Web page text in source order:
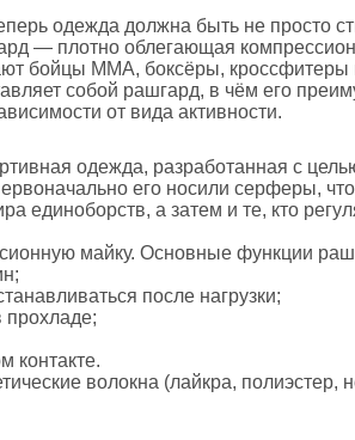
одежда должна быть не просто
— плотно облегающая
бойцы ММА, боксёры, кроссфитеры
собой рашгард, в чём его
от вида активности.
одежда, разработанная с
его носили серферы,
а затем и те, кто
майку. Основные функции
после нагрузки;
прохладе;
контакте.
волокна (лайкра, полиэстер,